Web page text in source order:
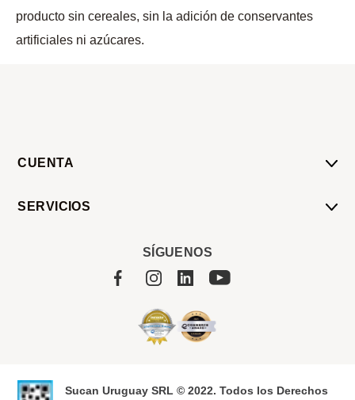
producto sin cereales, sin la adición de conservantes
artificiales ni azúcares.
CUENTA
SERVICIOS
SÍGUENOS
Sucan Uruguay SRL © 2022. Todos los Derechos